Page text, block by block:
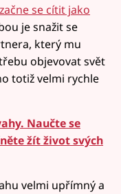
začne se cítit jako
je snažit se
který mu
objevovat svět
totiž velmi rychle
Naučte se
žít život svých
velmi upřímný a